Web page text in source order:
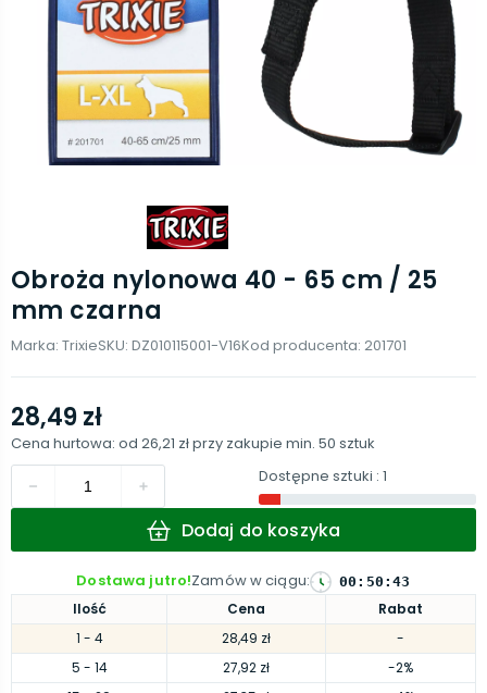
Obroża nylonowa 40 - 65 cm / 25
mm czarna
Marka: TrixieSKU: DZ010115001-V16Kod producenta: 201701
Ilość Cena
Rabat
1 - 4 28,49 zł
-
5 - 14 27,92 zł
-2%
28,49 zł
Cena hurtowa: od 26,21 złprzy zakupie min. 50 sztuk
Dostępne sztuki : 1
Dodaj do koszyka
Dostawa jutro!Zamów w ciągu: 00 : 50 :42